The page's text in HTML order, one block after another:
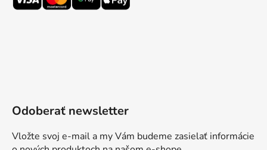
Odoberať newsletter
Vložte svoj e-mail a my Vám budeme zasielať informácie